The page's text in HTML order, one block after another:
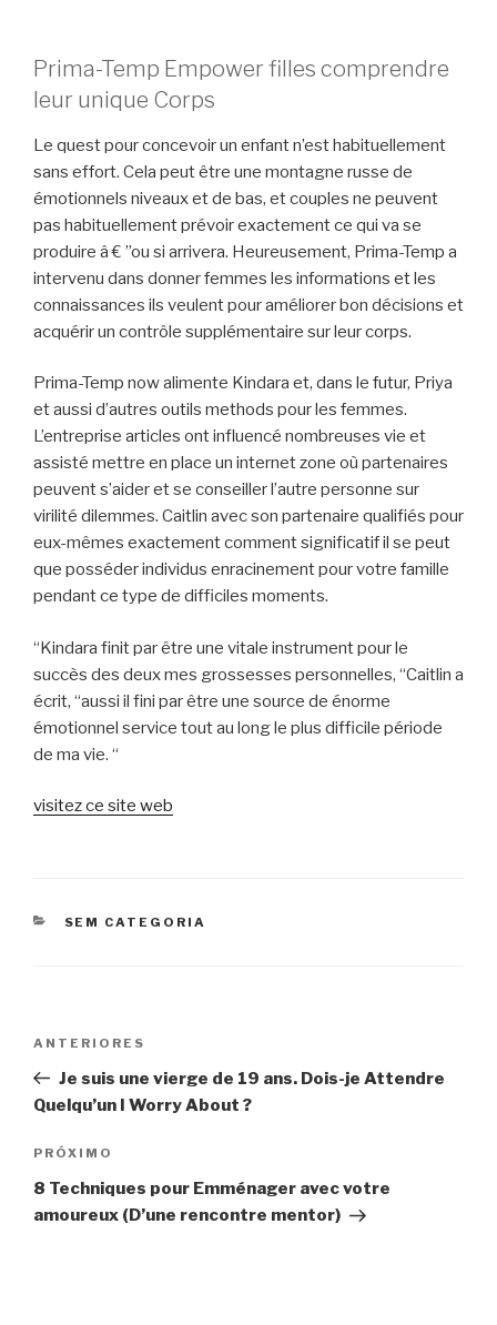
Prima-Temp Empower filles comprendre
leur unique Corps
Le quest pour concevoir un enfant n’est habituellement
sans effort. Cela peut être une montagne russe de
émotionnels niveaux et de bas, et couples ne peuvent
pas habituellement prévoir exactement ce qui va se
produire â € ”ou si arrivera. Heureusement, Prima-Temp a
intervenu dans donner femmes les informations et les
connaissances ils veulent pour améliorer bon décisions et
acquérir un contrôle supplémentaire sur leur corps.
Prima-Temp now alimente Kindara et, dans le futur, Priya
et aussi d’autres outils methods pour les femmes.
L’entreprise articles ont influencé nombreuses vie et
assisté mettre en place un internet zone où partenaires
peuvent s’aider et se conseiller l’autre personne sur
virilité dilemmes. Caitlin avec son partenaire qualifiés pour
eux-mêmes exactement comment significatif il se peut
que posséder individus enracinement pour votre famille
pendant ce type de difficiles moments.
“Kindara finit par être une vitale instrument pour le
succès des deux mes grossesses personnelles, “Caitlin a
écrit, “aussi il fini par être une source de énorme
émotionnel service tout au long le plus difficile période
de ma vie. “
visitez ce site web
CATEGORIAS
SEM CATEGORIA
Post
Post
anterior
ANTERIORES
Je suis une vierge de 19 ans. Dois-je Attendre
Quelqu’un I Worry About ?
Próximo
post
PRÓXIMO
8 Techniques pour Emménager avec votre
amoureux (D’une rencontre mentor)